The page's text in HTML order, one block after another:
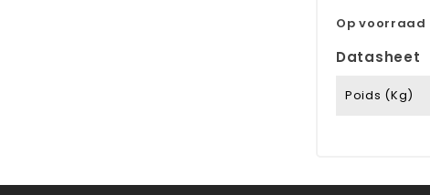
Op voorraad
Datasheet
Poids (kg)